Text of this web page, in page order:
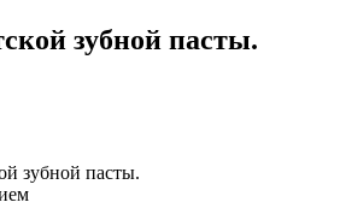
зубной пасты.
зубной пасты.